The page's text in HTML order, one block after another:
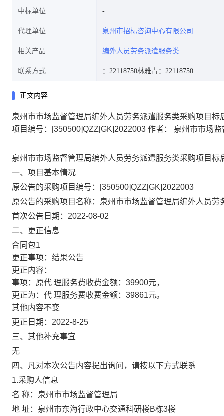
中标单位
代理单位 泉州市招标咨询中心有限公司
相关产品 编外人员劳务派遣服务类
联系方式 ：22118750林雅青：22118750
正文内容
泉州市市场监督管理局编外人员劳务派遣服务类采购项目标
项目编号：[350500]QZZ[GK]2022003 作者： 泉州市市场
泉州市市场监督管理局编外人员劳务派遣服务类采购项目标
一、项目基本情况
原公告的采购项目编号：
[350500]QZZ[GK]2022003
原公告的采购项目名称： 泉州市市场监督管理局编外人员劳
首次公告日期： 2022-08-02
二、更正信息
合同包1
更正事项：结果公告
更正内容：
事项：原代 理服务费收费金额：39900元，
更正为：代 理服务费收费金额：39861元。
其他内容不变
更正日期：2022-8-25
三、其他补充事宜
无
四、凡对本次公告内容提出询问，请按以下方式联系
1.采购人信息
名 称： 泉州市市场监督管理局
地 址： 泉州市东海行政中心交通科研楼B栋3楼